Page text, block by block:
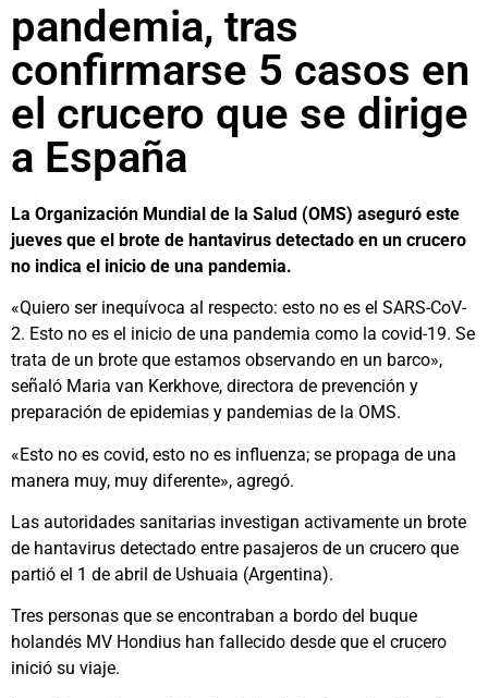
pandemia, tras
confirmarse 5 casos en
el crucero que se dirige
a España
La Organización Mundial de la Salud (OMS) aseguró este
jueves que el brote de hantavirus detectado en un crucero
no indica el inicio de una pandemia.
«Quiero ser inequívoca al respecto: esto no es el SARS-CoV-
2. Esto no es el inicio de una pandemia como la covid-19. Se
trata de un brote que estamos observando en un barco»,
señaló Maria van Kerkhove, directora de prevención y
preparación de epidemias y pandemias de la OMS.
«Esto no es covid, esto no es influenza; se propaga de una
manera muy, muy diferente», agregó.
Las autoridades sanitarias investigan activamente un brote
de hantavirus detectado entre pasajeros de un crucero que
partió el 1 de abril de Ushuaia (Argentina).
Tres personas que se encontraban a bordo del buque
holandés MV Hondius han fallecido desde que el crucero
inició su viaje.